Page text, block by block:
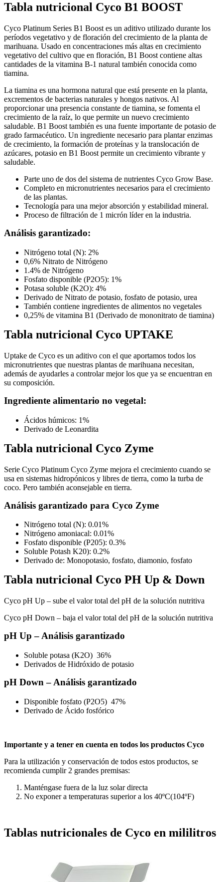
Tabla nutricional Cyco B1 BOOST
Cyco Platinum Series B1 Boost es un aditivo utilizado durante los
períodos vegetativo y de floración del crecimiento de la planta de
marihuana. Usado en concentraciones más altas en crecimiento
vegetativo del cultivo que en floración, B1 Boost contiene altas
cantidades de la vitamina B-1 natural también conocida como
tiamina.
La tiamina es una hormona natural que está presente en la planta,
excrementos de bacterias naturales y hongos nativos. Al
proporcionar una presencia constante de tiamina, se fomenta el
crecimiento de la raíz, lo que permite un nuevo crecimiento
saludable. B1 Boost también es una fuente importante de potasio de
grado farmacéutico. Un ingrediente necesario para plantar enzimas
de crecimiento, la formación de proteínas y la translocación de
azúcares, potasio en B1 Boost permite un crecimiento vibrante y
saludable.
Parte uno de dos del sistema de nutrientes Cyco Grow Base.
Completo en micronutrientes necesarios para el crecimiento
de las plantas.
Tecnología para una mejor absorción y estabilidad mineral.
Proceso de filtración de 1 micrón líder en la industria.
Análisis garantizado:
Nitrógeno total (N): 2%
0,6% Nitrato de Nitrógeno
1.4% de Nitrógeno
Fosfato disponible (P2O5): 1%
Potasa soluble (K2O): 4%
Derivado de Nitrato de potasio, fosfato de potasio, urea
También contiene ingredientes de alimentos no vegetales
0,25% de vitamina B1 (Derivado de mononitrato de tiamina)
Tabla nutricional Cyco UPTAKE
Uptake de Cyco es un aditivo con el que aportamos todos los
micronutrientes que nuestras plantas de marihuana necesitan,
además de ayudarles a controlar mejor los que ya se encuentran en
su composición.
Ingrediente alimentario no vegetal:
Ácidos húmicos: 1%
Derivado de Leonardita
Tabla nutricional Cyco Zyme
Serie Cyco Platinum Cyco Zyme mejora el crecimiento cuando se
usa en sistemas hidropónicos y libres de tierra, como la turba de
coco. Pero también aconsejable en tierra.
Análisis garantizado para Cyco Zyme
Nitrógeno total (N): 0.01%
Nitrógeno amoniacal: 0.01%
Fosfato disponible (P205): 0.3%
Soluble Potash K20): 0.2%
Derivado de: Monopotasio, fosfato, diamonio, fosfato
Tabla nutricional Cyco PH Up & Down
Cyco pH Up – sube el valor total del pH de la solución nutritiva
Cyco pH Down – baja el valor total del pH de la solución nutritiva
pH Up – Análisis garantizado
Soluble potasa (K2O) 36%
Derivados de Hidróxido de potasio
pH Down – Análisis garantizado
Disponible fosfato (P2O5) 47%
Derivado de Ácido fosfórico
Importante y a tener en cuenta en todos los productos Cyco
Para la utilización y conservación de todos estos productos, se
recomienda cumplir 2 grandes premisas:
Manténgase fuera de la luz solar directa
No exponer a temperaturas superior a los 40ºC(104ºF)
Tablas nutricionales de Cyco en mililitros